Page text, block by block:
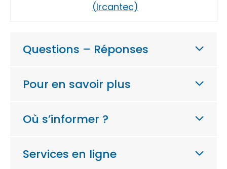
(Ircantec)
Questions – Réponses
Pour en savoir plus
Où s’informer ?
Services en ligne